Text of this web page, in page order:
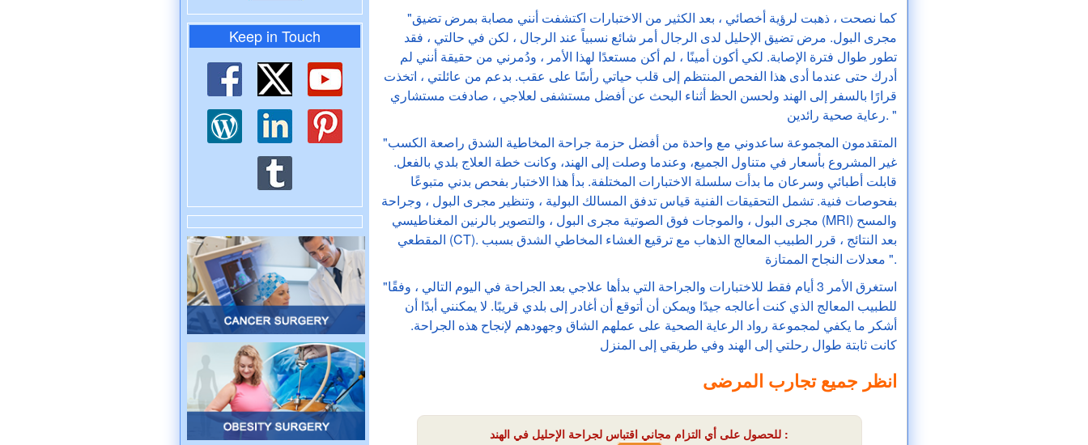
Keep in Touch
"كما نصحت ، ذهبت لرؤية أخصائي ، بعد الكثير من الاختبارات اكتشفت أنني مصابة بمرض تضيق
مجرى البول. مرض تضيق الإحليل لدى الرجال أمر شائع نسبياً عند الرجال ، لكن في حالتي ، فقد
تطور طوال فترة الإصابة. لكي أكون أمينًا ، لم أكن مستعدًا لهذا الأمر ، ودُمرني من حقيقة أنني لم
أدرك حتى عندما أدى هذا الفحص المنتظم إلى قلب حياتي رأسًا على عقب. بدعم من عائلتي ، اتخذت
قرارًا بالسفر إلى الهند ولحسن الحظ أثناء البحث عن أفضل مستشفى لعلاجي ، صادفت مستشاري
رعاية صحية رائدين. "
"المتقدمون المجموعة ساعدوني مع واحدة من أفضل حزمة جراحة المخاطية الشدق راصعة الكسب
غير المشروع بأسعار في متناول الجميع، وعندما وصلت إلى الهند، وكانت خطة العلاج بلدي بالفعل.
قابلت أطبائي وسرعان ما بدأت سلسلة الاختبارات المختلفة. بدأ هذا الاختبار بفحص بدني متبوعًا
بفحوصات فنية. تشمل التحقيقات الفنية قياس تدفق المسالك البولية ، وتنظير مجرى البول ، وجراحة
مجرى البول ، والموجات فوق الصوتية مجرى البول ، والتصوير بالرنين المغناطيسي (MRI) والمسح
المقطعي (CT). بعد النتائج ، قرر الطبيب المعالج الذهاب مع ترقيع الغشاء المخاطي الشدق بسبب
معدلات النجاح الممتازة ".
"استغرق الأمر 3 أيام فقط للاختبارات والجراحة التي بدأها علاجي بعد الجراحة في اليوم التالي ، وفقًا
للطبيب المعالج الذي كنت أعالجه جيدًا ويمكن أن أتوقع أن أغادر إلى بلدي قريبًا. لا يمكنني أبدًا أن
أشكر ما يكفي لمجموعة رواد الرعاية الصحية على عملهم الشاق وجهودهم لإنجاح هذه الجراحة.
كانت ثابتة طوال رحلتي إلى الهند وفي طريقي إلى المنزل
انظر جميع تجارب المرضى
للحصول على أي التزام مجاني اقتباس لجراحة الإحليل في الهند :